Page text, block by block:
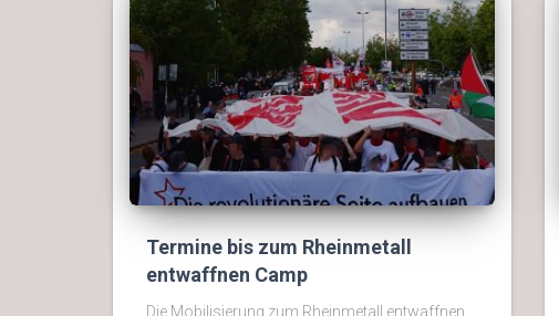
Termine bis zum Rheinmetall
entwaffnen Camp
Die Mobilisierung zum Rheinmetall entwaffnen